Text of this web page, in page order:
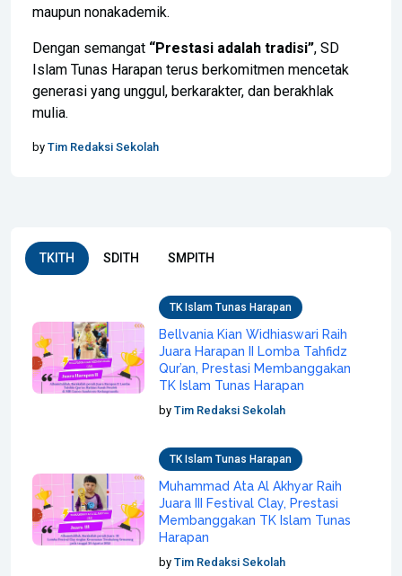
maupun nonakademik.
Dengan semangat “Prestasi adalah tradisi”, SD
Islam Tunas Harapan terus berkomitmen mencetak
generasi yang unggul, berkarakter, dan berakhlak
mulia.
by Tim Redaksi Sekolah
TKITH SDITH SMPITH
TK Islam Tunas Harapan
Bellvania Kian Widhiaswari Raih
Juara Harapan II Lomba Tahfidz
Qur’an, Prestasi Membanggakan
TK Islam Tunas Harapan
byTim Redaksi Sekolah
TK Islam Tunas Harapan
Muhammad Ata Al Akhyar Raih
Juara III Festival Clay, Prestasi
Membanggakan TK Islam Tunas
Harapan
byTim Redaksi Sekolah